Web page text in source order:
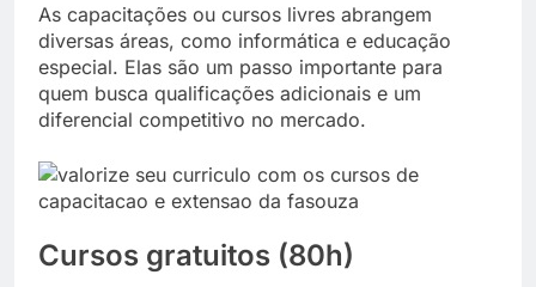
As capacitações ou cursos livres abrangem
diversas áreas, como informática e educação
especial. Elas são um passo importante para
quem busca qualificações adicionais e um
diferencial competitivo no mercado.
Cursos gratuitos (80h)